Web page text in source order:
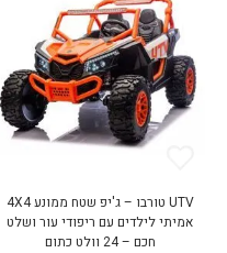
UTV טורבו – ג'יפ שטח ממונע 4X4
אמיתי לילדים עם ריפודי עור ושלט
חכם – 24 וולט כתום